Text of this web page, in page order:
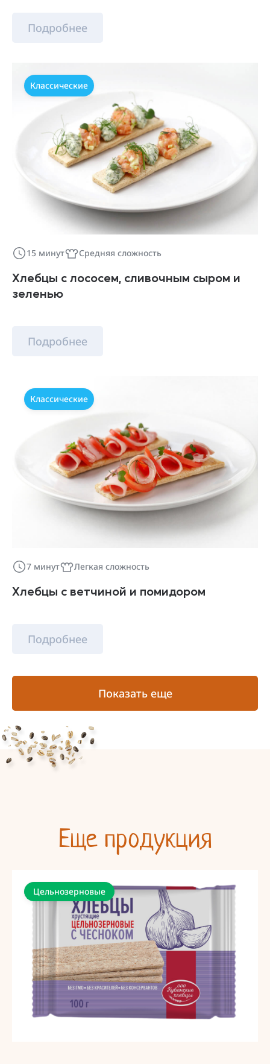
Подробнее
Классические
15 минут Средняя сложность
Хлебцы с лососем, сливочным сыром и
зеленью
Подробнее
Классические
7 минут Легкая сложность
Хлебцы с ветчиной и помидором
Подробнее
Показать еще
Еще продукция
Цельнозерновые